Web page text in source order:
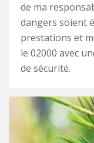
de ma
dangers soient
prestations et
le 02000 avec
de sécurité.